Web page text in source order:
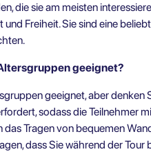
die sie am meisten
Freiheit. Sie sind eine
geeignet?
geeignet, aber denken
sodass die Teilnehmer
das Tragen von bequemen
dass Sie während der Tour